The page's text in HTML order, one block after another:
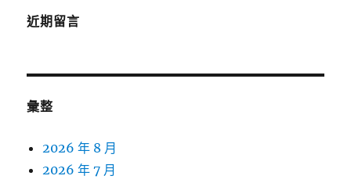
近期留言
彙整
2026 年 8 月
2026 年 7 月